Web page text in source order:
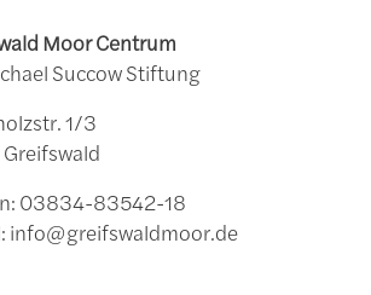
Moor Centrum
Succow Stiftung
1/3
03834-83542-18
info@greifswaldmoor.de